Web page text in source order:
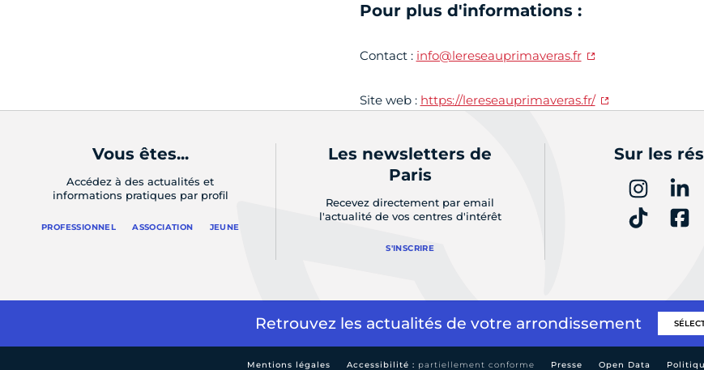
Pour plus d'informations :
Contact : info@lereseauprimaveras.fr
Site web : https://lereseauprimaveras.fr/
Vous êtes...
Accédez à des actualités et
informations pratiques par profil
PROFESSIONNEL ASSOCIATION JEUNE
Les newsletters de
Paris
Recevez directement par email
l'actualité de vos centres d'intérêt
S'INSCRIRE
Sur les
Retrouvez les actualités de votre arrondissement
Mentions légales Accessibilité : partiellement conforme Presse Open Data